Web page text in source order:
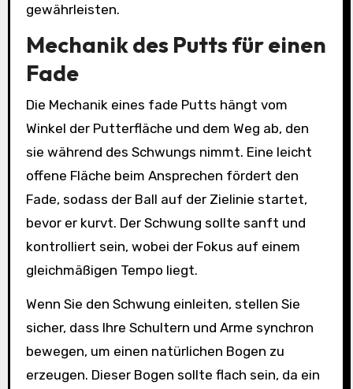
gewährleisten.
Mechanik des Putts für einen
Fade
Die Mechanik eines fade Putts hängt vom
Winkel der Putterfläche und dem Weg ab, den
sie während des Schwungs nimmt. Eine leicht
offene Fläche beim Ansprechen fördert den
Fade, sodass der Ball auf der Zielinie startet,
bevor er kurvt. Der Schwung sollte sanft und
kontrolliert sein, wobei der Fokus auf einem
gleichmäßigen Tempo liegt.
Wenn Sie den Schwung einleiten, stellen Sie
sicher, dass Ihre Schultern und Arme synchron
bewegen, um einen natürlichen Bogen zu
erzeugen. Dieser Bogen sollte flach sein, da ein